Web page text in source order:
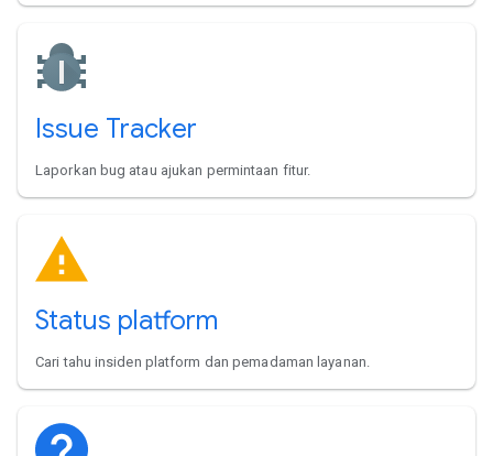
Issue Tracker
Laporkan bug atau ajukan permintaan fitur.
Status platform
Cari tahu insiden platform dan pemadaman layanan.